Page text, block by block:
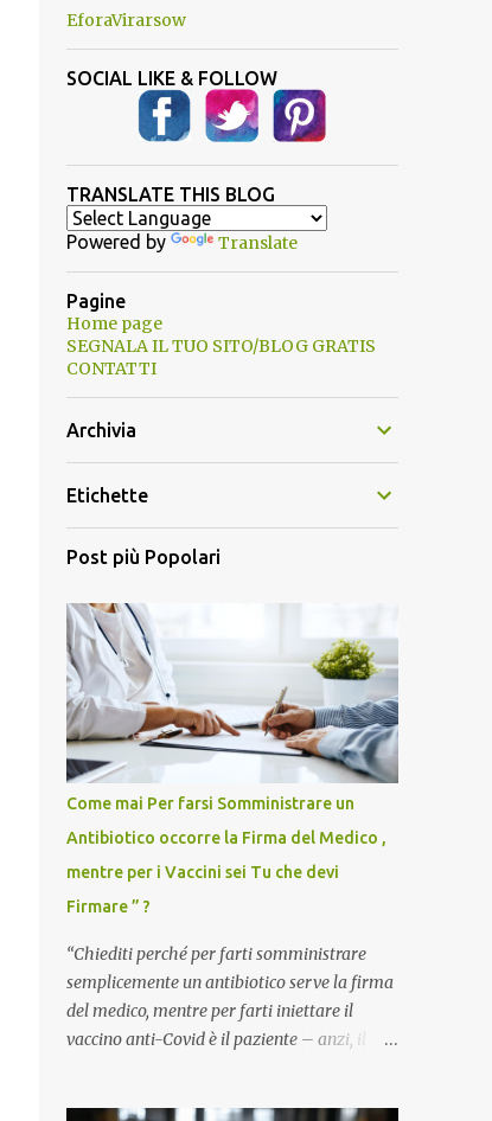
EforaVirarsow
SOCIAL LIKE & FOLLOW
TRANSLATE THIS BLOG
Powered by Translate
Pagine
Home page
SEGNALA IL TUO SITO/BLOG GRATIS
CONTATTI
Archivia
Etichette
Post più Popolari
Come mai Per farsi Somministrare un
Antibiotico occorre la Firma del Medico ,
mentre per i Vaccini sei Tu che devi
Firmare ” ?
“Chiediti perché per farti somministrare
semplicemente un antibiotico serve la firma
del medico, mentre per farti iniettare il
vaccino anti-Covid è il paziente – anzi, il